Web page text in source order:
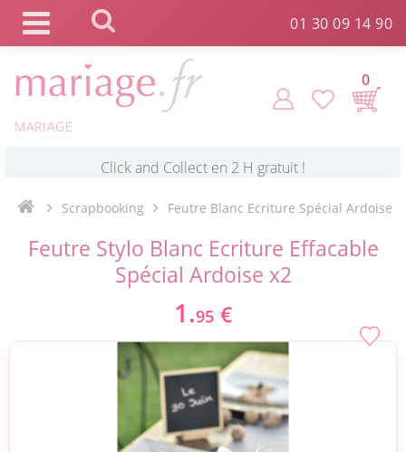
01 30 09 14 90
MARIAGE
0
Commande expédiée en 24h ! *
Livraison point relais gratuit dès 89 € !
Payez votre commande en 4X sans frais*
Scrapbooking Feutre Blanc Ecriture Spécial Ardoise
Feutre Stylo Blanc Ecriture Effacable
Spécial Ardoise x2
1.95 €
Panneau de gestion des cookies